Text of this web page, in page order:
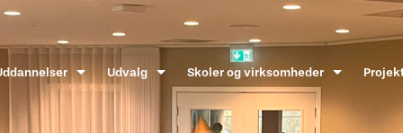
Udvalg Skoler og virksomheder